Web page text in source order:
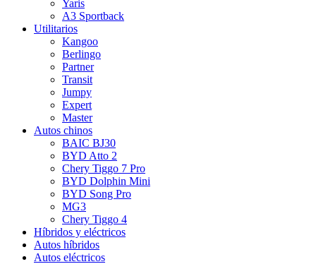
Yaris
A3 Sportback
Utilitarios
Kangoo
Berlingo
Partner
Transit
Jumpy
Expert
Master
Autos chinos
BAIC BJ30
BYD Atto 2
Chery Tiggo 7 Pro
BYD Dolphin Mini
BYD Song Pro
MG3
Chery Tiggo 4
Híbridos y eléctricos
Autos híbridos
Autos eléctricos